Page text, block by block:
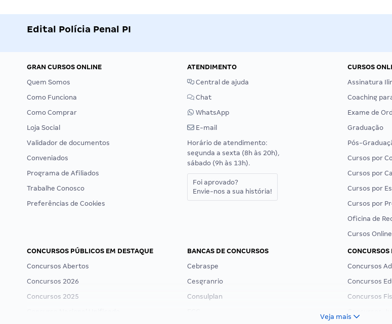
Edital Polícia Penal PI
GRAN CURSOS ONLINE
Quem Somos
Como Funciona
Como Comprar
Loja Social
Validador de documentos
Conveniados
Programa de Afiliados
Trabalhe Conosco
Preferências de Cookies
ATENDIMENTO
Central de ajuda
Chat
WhatsApp
E-mail
Horário de atendimento:
segunda a sexta (8h às 20h),
sábado (9h às 13h).
Foi aprovado?
Envie-nos a sua história!
CURSOS
Assinatura
Coaching
Exame de
Graduação
Pós-
Cursos por
Cursos por
Cursos por
Cursos por
Oficina de
Cursos
CONCURSOS PÚBLICOS EM DESTAQUE
Concursos Abertos
Concursos 2026
Concursos 2025
BANCAS DE CONCURSOS
Cebraspe
Cesgranrio
Consulplan
CONCURSOS
Concursos
Concursos
Concursos
Veja mais